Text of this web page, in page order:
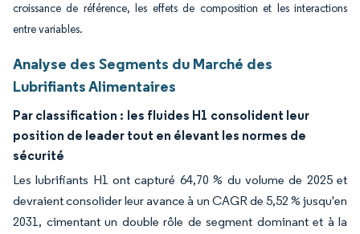
croissance de référence, les effets de composition et les interactions
entre variables.
Analyse des Segments du Marché des
Lubrifiants Alimentaires
Par classification : les fluides H1 consolident leur
position de leader tout en élevant les normes de
sécurité
Les lubrifiants H1 ont capturé 64,70 % du volume de 2025 et
devraient consolider leur avance à un CAGR de 5,52 % jusqu'en
2031, cimentant un double rôle de segment dominant et à la